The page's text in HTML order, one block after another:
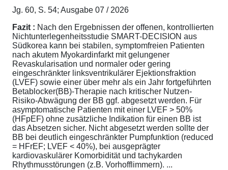
Jg. 60, S. 54; Ausgabe 07 / 2026
Fazit : Nach den Ergebnissen der offenen, kontrollierten
Nichtunterlegenheitsstudie SMART-DECISION aus
Südkorea kann bei stabilen, symptomfreien Patienten
nach akutem Myokardinfarkt mit gelungener
Revaskularisation und normaler oder gering
eingeschränkter linksventrikulärer Ejektionsfraktion
(LVEF) sowie einer über mehr als ein Jahr fortgeführten
Betablocker(BB)-Therapie nach kritischer Nutzen-
Risiko-Abwägung der BB ggf. abgesetzt werden. Für
asymptomatische Patienten mit einer LVEF > 50%
(HFpEF) ohne zusätzliche Indikation für einen BB ist
das Absetzen sicher. Nicht abgesetzt werden sollte der
BB bei deutlich eingeschränkter Pumpfunktion (reduced
= HFrEF; LVEF < 40%), bei ausgeprägter
kardiovaskulärer Komorbidität und tachykarden
Rhythmusstörungen (z.B. Vorhofflimmern). ...